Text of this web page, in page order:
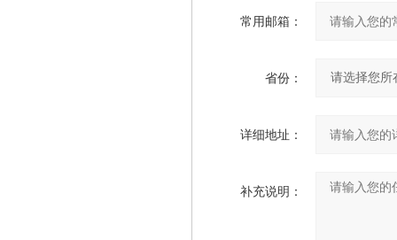
常用邮箱：
省份：
详细地址：
补充说明：